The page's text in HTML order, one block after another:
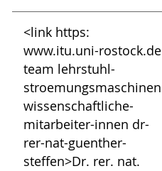
<link https:
www.itu.uni-rostock.de
team lehrstuhl-
stroemungsmaschinen
wissenschaftliche-
mitarbeiter-innen dr-
rer-nat-guenther-
steffen>Dr. rer. nat.